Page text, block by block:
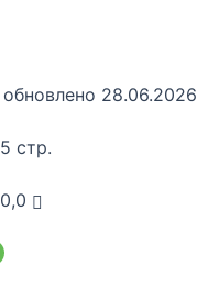
обновлено 28.06.2026
стр.
0,0